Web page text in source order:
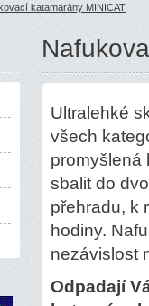
katamarány MINICAT
Ultralehké
všech
promyšlená
sbalit do
přehradu, k
hodiny.
nezávislost
Odpadají